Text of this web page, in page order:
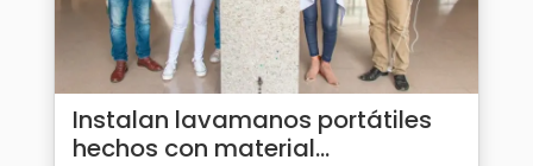
Instalan lavamanos portátiles
hechos con material